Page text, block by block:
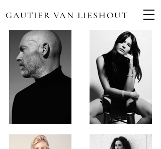
GAUTIER VAN LIESHOUT